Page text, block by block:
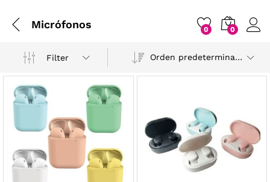
Micrófonos 0 0
Filter Orden predeterminado